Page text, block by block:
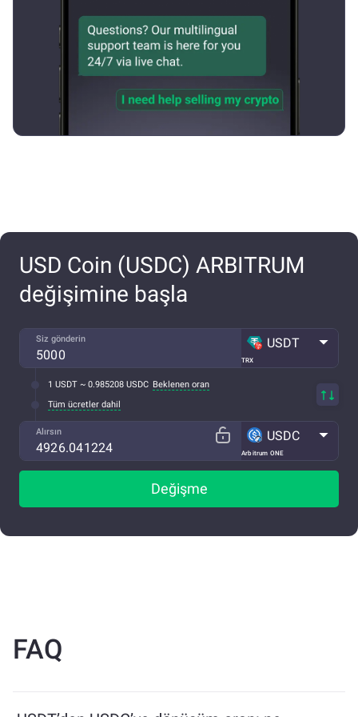
USD Coin (USDC) ARBITRUM
değişimine başla
Siz gönderin
TRX
USDT
1 USDT ~ 0.985208 USDC Beklenen oran
Tüm ücretler dahil
Alırsın
Arbitrum ONE
USDC
Değişme
FAQ